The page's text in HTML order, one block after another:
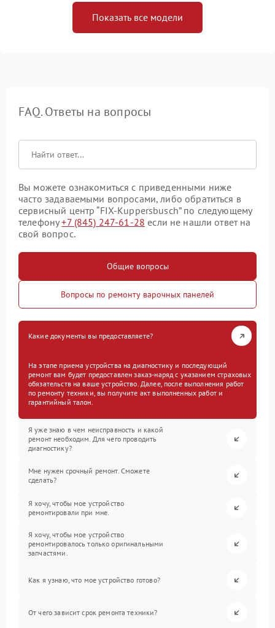
Показать все модели
FAQ. Ответы на вопросы
Вы можете ознакомиться с приведенными ниже
часто задаваемыми вопросами, либо обратиться в
сервисный центр “FIX-Kuppersbusch” по следующему
телефону+7 (845) 247-61-28 если не нашли ответ на
свой вопрос.
Общие вопросы
Вопросы по ремонту варочных панелей
Какие документы вы предоставляете?
На этапе приема устройства на диагностику и последующий
ремонт вам будет предоставлен заказ-наряд с указанием страховых
обязательств на ваше устройство. Далее, после выполнения работ
по ремонту техники, вы получите акт выполненных работ и
гарантийный талон.
Я уже знаю в чем неисправность и какой
ремонт необходим. Для чего проводить
диагностику?
Мне нужен срочный ремонт. Сможете
сделать?
Я хочу, чтобы мое устройство
ремонтировали при мне.
Я хочу, чтобы мое устройство
ремонтировалось только оригинальными
запчастями.
Как я узнаю, что мое устройство готово?
От чего зависит срок ремонта техники?